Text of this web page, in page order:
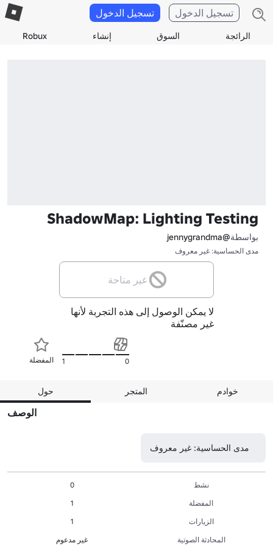
الرائجة السوق إنشاء Robux
تسجيل الدخول تسجيل الدخول
ShadowMap: Lighting Testing
بواسطة@jennygrandma
مدى الحساسية: غير معروف
غير متاحة
لا يمكن الوصول إلى هذه التجربة لأنها
غير مصنّفة
المفضلة 1 0
حول المتجر خوادم
الوصف
مدى الحساسية: غير معروف
نشط
0
المفضلة
1
الزيارات
1
المحادثة الصوتية
غير مدعوم